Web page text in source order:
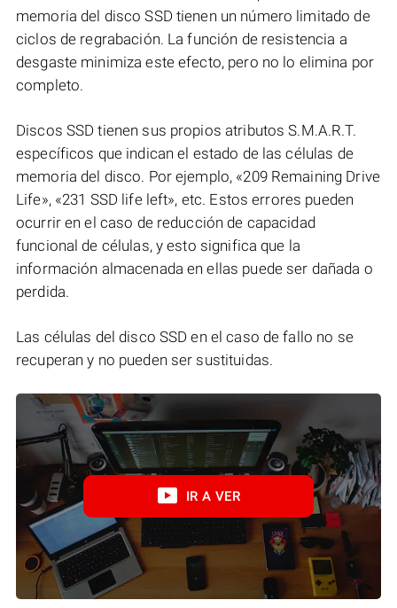
memoria del disco SSD tienen un número limitado de
ciclos de regrabación. La función de resistencia a
desgaste minimiza este efecto, pero no lo elimina por
completo.
Discos SSD tienen sus propios atributos S.M.A.R.T.
específicos que indican el estado de las células de
memoria del disco. Por ejemplo, «209 Remaining Drive
Life», «231 SSD life left», etc. Estos errores pueden
ocurrir en el caso de reducción de capacidad
funcional de células, y esto significa que la
información almacenada en ellas puede ser dañada o
perdida.
Las células del disco SSD en el caso de fallo no se
recuperan y no pueden ser sustituidas.
IR A VER